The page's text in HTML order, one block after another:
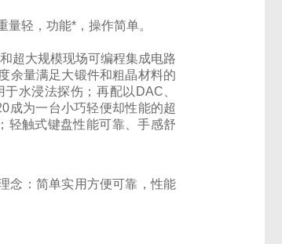
轻，功能*，操作简单。
超大规模现场可编程集成电路
余量满足大锻件和粗晶材料的
水浸法探伤；再配以DAC、
成为一台小巧轻便却性能的超
轻触式键盘性能可靠、手感舒
：简单实用方便可靠，性能